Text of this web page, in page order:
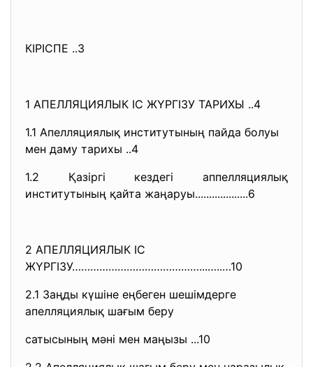
КІРІСПЕ ..3
1 АПЕЛЛЯЦИЯЛЫК ІC ЖҮРГІЗУ ТАРИХЫ ..4
1.1 Апелляциялық институтының пайда болуы
мен даму тарихы ..4
1.2 Қазіргі кездегі аппелляциялық
институтының қайта жаңаруы...................6
2 АПЕЛЛЯЦИЯЛЫК ІC
ЖҮРГІЗУ……………………………………...…..…10
2.1 Заңды күшіне еңбеген шешімдерге
апелляциялық шағым беру
сатысының мәні мен маңызы ...10